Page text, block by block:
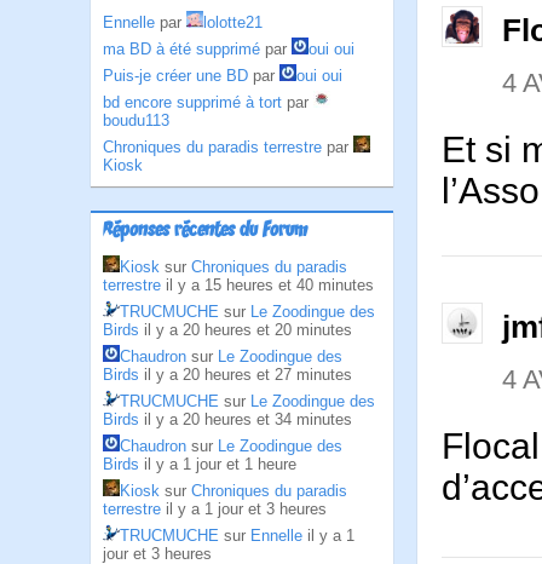
Ennelle par
lolotte21
ma BD à été supprimé par
oui oui
Puis-je créer une BD par
oui oui
bd encore supprimé à tort par
boudu113
Chroniques du paradis terrestre par
Kiosk
Réponses récentes du Forum
Kiosk sur Chroniques du paradis
terrestre il y a 15 heures et 40 minutes
TRUCMUCHE sur Le Zoodingue des
Birds il y a 20 heures et 20 minutes
Chaudron sur Le Zoodingue des
Birds il y a 20 heures et 27 minutes
TRUCMUCHE sur Le Zoodingue des
Birds il y a 20 heures et 34 minutes
Chaudron sur Le Zoodingue des
Birds il y a 1 jour et 1 heure
Kiosk sur Chroniques du paradis
terrestre il y a 1 jour et 3 heures
TRUCMUCHE sur Ennelle il y a 1
jour et 3 heures
4
Et si
4